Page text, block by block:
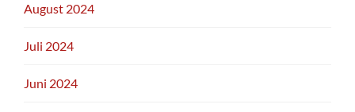
August 2024
Juli 2024
Juni 2024